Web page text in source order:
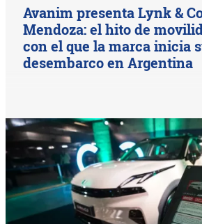
Avanim presenta Lynk &
Mendoza: el hito de
con el que la marca inicia
desembarco en Argentina